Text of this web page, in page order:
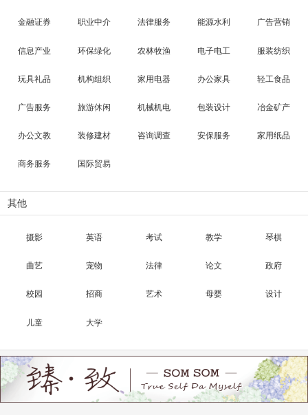
金融证券 职业中介 法律服务 能源水利 广告营销
信息产业 环保绿化 农林牧渔 电子电工 服装纺织
玩具礼品 机构组织 家用电器 办公家具 轻工食品
广告服务 旅游休闲 机械机电 包装设计 冶金矿产
办公文教 装修建材 咨询调查 安保服务 家用纸品
商务服务 国际贸易
其他
摄影 英语 考试 教学 琴棋
曲艺 宠物 法律 论文 政府
校园 招商 艺术 母婴 设计
儿童 大学